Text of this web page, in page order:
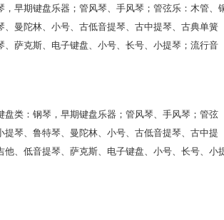
早期键盘乐器；管风琴、手风琴；管弦乐：木管、
曼陀林、小号、古低音提琴、古中提琴、古典单簧
萨克斯、电子键盘、小号、长号、小提琴；流行音
类：钢琴，早期键盘乐器；管风琴、手风琴；管弦
琴、鲁特琴、曼陀林、小号、古低音提琴、古中提
、低音提琴、萨克斯、电子键盘、小号、长号、小